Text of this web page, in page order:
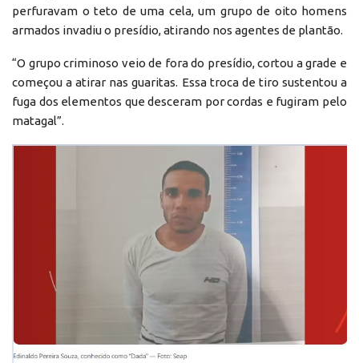
perfuravam o teto de uma cela, um grupo de oito homens
armados invadiu o presídio, atirando nos agentes de plantão.
“O grupo criminoso veio de fora do presídio, cortou a grade e
começou a atirar nas guaritas. Essa troca de tiro sustentou a
fuga dos elementos que desceram por cordas e fugiram pelo
matagal”.